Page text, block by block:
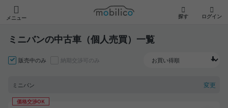
メニュー
モビリコ
探す ログイン
ミニバンの中古車（個人売買）一覧
販売中のみ 納期交渉可のみ
ミニバン 変更
価格交渉OK